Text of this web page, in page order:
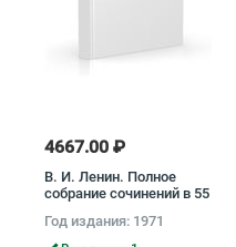
4667.00 ₽
В. И. Ленин. Полное
собрание сочинений в 55
Владимир Ленин
Год издания: 1971